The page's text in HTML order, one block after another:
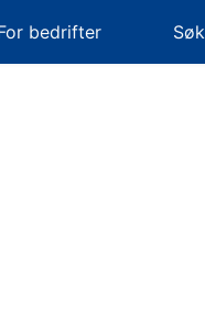
bedrifter Søk